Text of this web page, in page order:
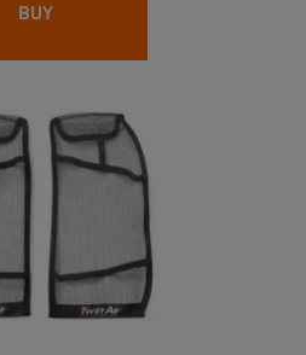
BUY